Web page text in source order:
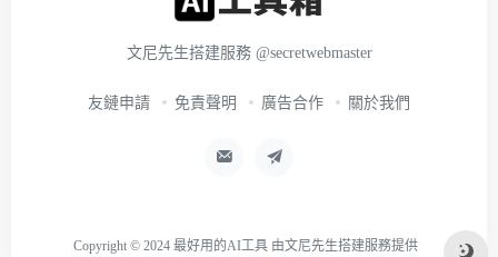
文尼先生搭建服務 @secretwebmaster
友鏈申請 免責聲明 廣告合作 關於我們
Copyright © 2024 最好用的AI工具 由文尼先生搭建服務提供